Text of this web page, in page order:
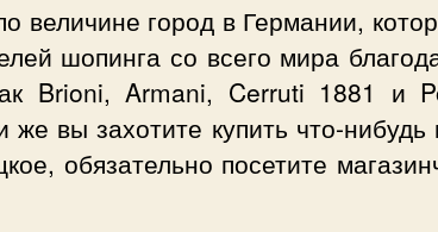
величине город в Германии,
шопинга со всего мира
Brioni, Armani, Cerruti 1881 и
вы захотите купить что-нибудь
обязательно посетите